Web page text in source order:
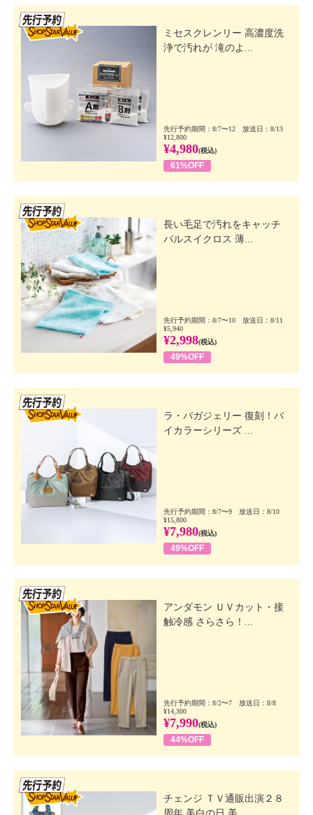
ミセスクレンリー 高濃度洗
浄で汚れが 滝のよ...
先行予約期間：8/7〜12 放送日：8/13
¥12,800
¥4,980(税込)
61%OFF
長い毛足で汚れをキャッチ
パルスイクロス 薄...
先行予約期間：8/7〜10 放送日：8/11
¥5,940
¥2,998(税込)
49%OFF
ラ・バガジェリー 復刻！バ
イカラーシリーズ ...
先行予約期間：8/7〜9 放送日：8/10
¥15,800
¥7,980(税込)
49%OFF
アンダモン ＵＶカット・接
触冷感 さらさら！...
先行予約期間：8/2〜7 放送日：8/8
¥14,300
¥7,990(税込)
44%OFF
チェンジ ＴＶ通販出演２８